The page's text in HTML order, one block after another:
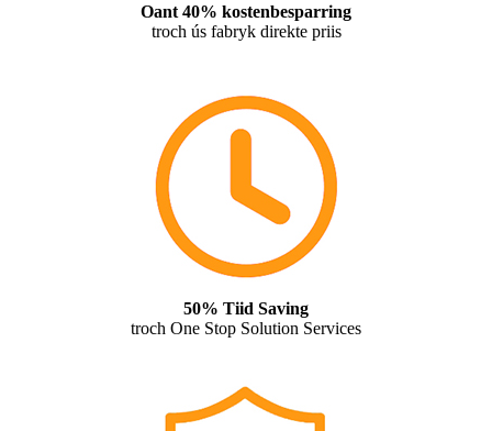
Oant 40% kostenbesparring
troch ús fabryk direkte priis
50% Tiid Saving
troch One Stop Solution Services